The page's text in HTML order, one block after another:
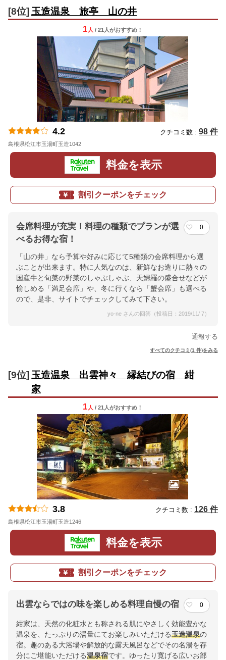
[8位] 玉造温泉 旅亭 山の井
1 人 / 21人がおすすめ！
4.2 クチコミ数 : 98 件
島根県松江市玉湯町玉造1042
料金を表示
割引クーポンをチェック
会席料理が充実！料理の種類でプランが選
べるお得な宿！
0
「山の井」なら予算や好みに応じて5種類の会席料理から選
ぶことが出来ます。特に人気なのは、新鮮なお造りに熱々の
国産牛と旬菜の野菜のしゃぶしゃぶ、天婦羅の盛合せなどが
愉しめる「満足会席」や、冬に行くなら「蟹会席」も選べる
ので、是非、サイトでチェックしてみて下さい。
yo-ne さんの回答（投稿日：2019/11/ 7）
通報する
すべてのクチコミ(1 件)をみる
[9位] 玉造温泉 出雲神々 縁結びの宿 紺
家
1 人 / 21人がおすすめ！
3.8 クチコミ数 : 126 件
島根県松江市玉湯町玉造1246
料金を表示
割引クーポンをチェック
出雲ならではの味を楽しめる料理自慢の宿 0
紺家は、天然の化粧水とも称される肌にやさしく効能豊かな
温泉を、たっぷりの湯量にてお楽しみいただける玉造温泉の
宿。趣のある大浴場や解放的な露天風呂などでその名湯を存
分にご堪能いただける温泉宿です。ゆったり寛げる広いお部